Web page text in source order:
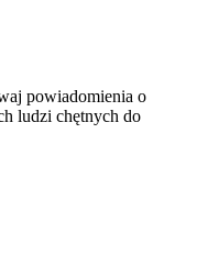
powiadomienia o
ludzi chętnych do